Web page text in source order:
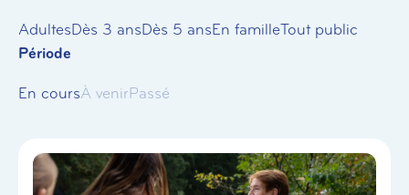
AdultesDès 3 ansDès 5 ansEn familleTout public
Période
En coursÀ venirPassé